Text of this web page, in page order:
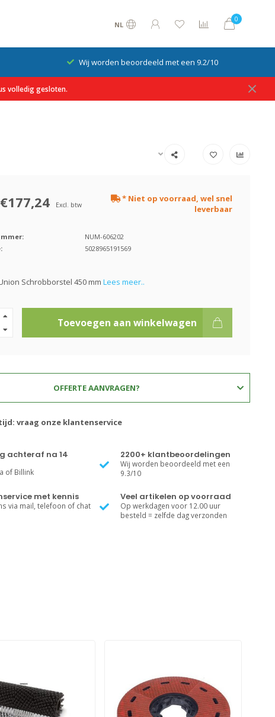
NL
0
Wij worden beoordeeld met een 9.2/10
volledig gesloten.
€177,24 Excl. btw
* Niet op voorraad, wel snel
leverbaar
NUM-606202
5028965191569
Schrobborstel 450 mm Lees meer..
Toevoegen aan winkelwagen
OFFERTE AANVRAGEN?
vraag onze klantenservice
achteraf na 14
of Billink
2200+ klantbeoordelingen
Wij worden beoordeeld met een
9.3/10
met kennis
via mail, telefoon of chat
Veel artikelen op voorraad
Op werkdagen voor 12.00 uur
besteld = zelfde dag verzonden